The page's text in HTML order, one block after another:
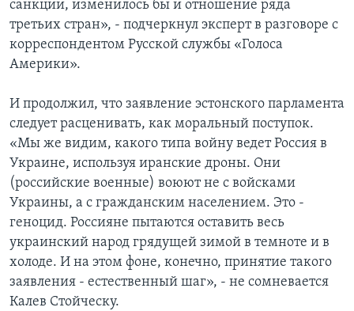
санкции, изменилось бы и отношение ряда
третьих стран», - подчеркнул эксперт в разговоре с
корреспондентом Русской службы «Голоса
Америки».
И продолжил, что заявление эстонского парламента
следует расценивать, как моральный поступок.
«Мы же видим, какого типа войну ведет Россия в
Украине, используя иранские дроны. Они
(российские военные) воюют не с войсками
Украины, а с гражданским населением. Это -
геноцид. Россияне пытаются оставить весь
украинский народ грядущей зимой в темноте и в
холоде. И на этом фоне, конечно, принятие такого
заявления - естественный шаг», - не сомневается
Калев Стойческу.